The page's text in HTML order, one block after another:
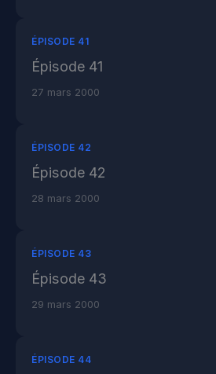
ÉPISODE 41
Épisode 41
27 mars 2000
ÉPISODE 42
Épisode 42
28 mars 2000
ÉPISODE 43
Épisode 43
29 mars 2000
ÉPISODE 44